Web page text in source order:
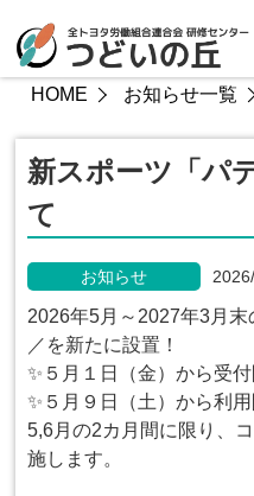
HOME お知らせ一覧
新スポーツ「パ
て
お知らせ
2026年5月～2027年3月
／を新たに設置！
✨５月１日（金）から受
✨５月９日（土）から利
5,6月の2カ月間に限り、
施します。